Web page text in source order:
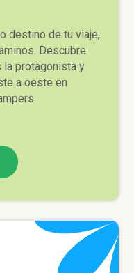
destino de tu viaje,
Descubre
la protagonista y
a oeste en